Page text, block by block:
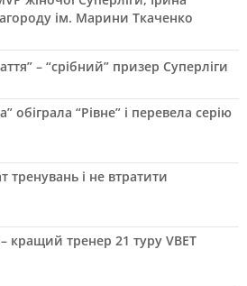
ім. Марини Ткаченко
– “срібний” призер Суперліги
обіграла “Рівне” і перевела серію
тренувань і не втратити
тренер 21 туру VBET